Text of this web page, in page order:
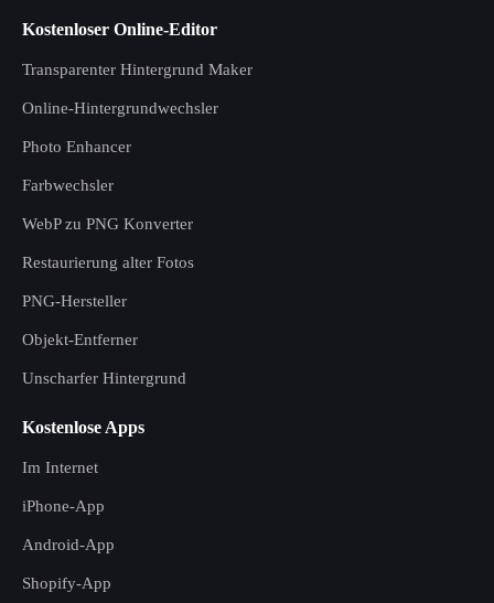
Kostenloser Online-Editor
Transparenter Hintergrund Maker
Online-Hintergrundwechsler
Photo Enhancer
Farbwechsler
WebP zu PNG Konverter
Restaurierung alter Fotos
PNG-Hersteller
Objekt-Entferner
Unscharfer Hintergrund
Kostenlose Apps
Im Internet
iPhone-App
Android-App
Shopify-App